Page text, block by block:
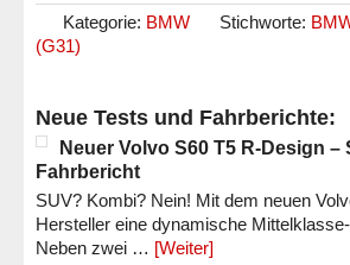
Kategorie: BMW Stichworte:
(G31)
Neue Tests und Fahrberichte:
Neuer Volvo S60 T5 R-Design
Fahrbericht
SUV? Kombi? Nein! Mit dem neuen
Hersteller eine dynamische
Neben zwei … [Weiter]